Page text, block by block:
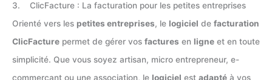
3. ClicFacture : La facturation pour les petites entreprises
Orienté vers les petites entreprises, le logiciel de facturation
ClicFacture permet de gérer vos factures en ligne et en toute
simplicité. Que vous soyez artisan, micro entrepreneur, e-
commerçant ou une association, le logiciel est adapté à vos